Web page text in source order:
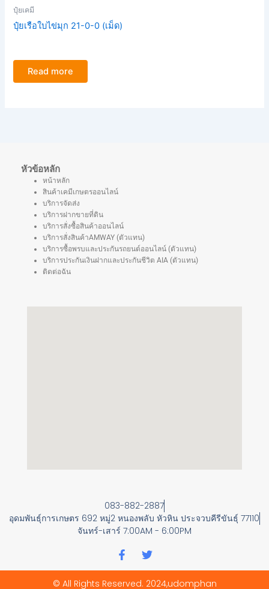
ปุ๋ยเคมี
ปุ๋ยเรือใบไข่มุก 21-0-0 (เม็ด)
Read more
หัวข้อหลัก
หน้าหลัก
สินค้าเคมีเกษตรออนไลน์
บริการจัดส่ง
บริการฝากขายที่ดิน
บริการสั่งซื้อสินค้าออนไลน์
บริการสั่งสินค้าAMWAY (ตัวแทน)
บริการซื้อพรบและประกันรถยนต์ออนไลน์ (ตัวแทน)
บริการประกันเงินฝากและประกันชีวิต AIA (ตัวแทน)
ติดต่อฉัน
083-882-2887
อุดมพันธุ์การเกษตร 692 หมู่2 หนองพลับ หัวหิน ประจวบคีรีขันธุ์ 77110
จันทร์-เสาร์ 7:00AM - 6:00PM
F
e
T
t
© All Rights Reserved. 2024,udomphan